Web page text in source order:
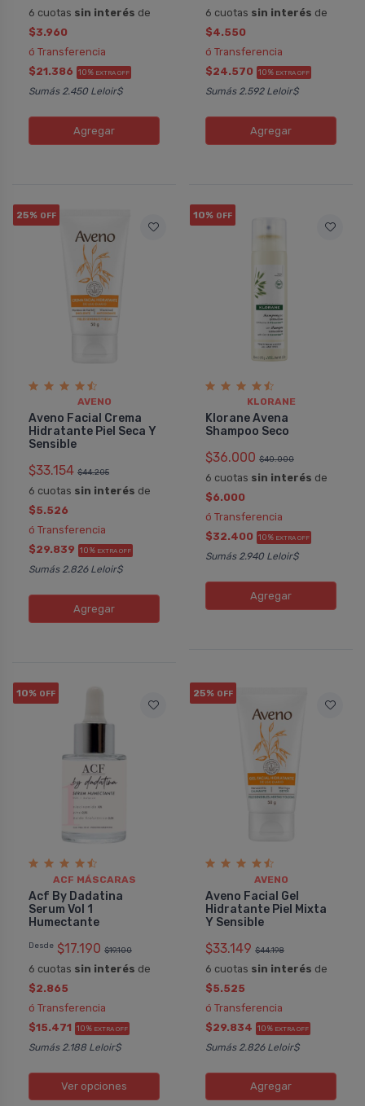
6 cuotas sin interés de
$3.960
ó Transferencia
$21.386 10% EXTRA OFF
Sumás 2.450 Leloir$
Agregar
6 cuotas sin interés de
$4.550
ó Transferencia
$24.570 10% EXTRA OFF
Sumás 2.592 Leloir$
Agregar
25% OFF
AVENO
Aveno Facial Crema
Hidratante Piel Seca Y
Sensible
$33.154 $44.205
6 cuotas sin interés de
$5.526
ó Transferencia
$29.839 10% EXTRA OFF
Sumás 2.826 Leloir$
Agregar
10% OFF
KLORANE
Klorane Avena
Shampoo Seco
$36.000 $40.000
6 cuotas sin interés de
$6.000
ó Transferencia
$32.400 10% EXTRA OFF
Sumás 2.940 Leloir$
Agregar
10% OFF
ACF MÁSCARAS
Acf By Dadatina
Serum Vol 1
Humectante
Desde $17.190 $19.100
6 cuotas sin interés de
$2.865
ó Transferencia
$15.471 10% EXTRA OFF
Sumás 2.188 Leloir$
Ver opciones
25% OFF
AVENO
Aveno Facial Gel
Hidratante Piel Mixta
Y Sensible
$33.149 $44.198
6 cuotas sin interés de
$5.525
ó Transferencia
$29.834 10% EXTRA OFF
Sumás 2.826 Leloir$
Agregar